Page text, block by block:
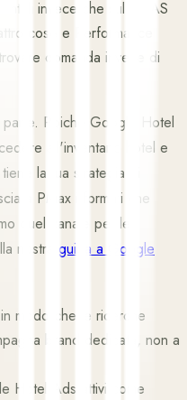
invece che sul ROAS
cose e Performance
domanda invece di
parte. Poiché Google Hotel
all'inventario hotel e
la tua strategia di
a PMax i formati che
quel canale per le
nostra guida a Google
modo che le ricerche
brand dedicata, non a
Hotel Ads attivi come